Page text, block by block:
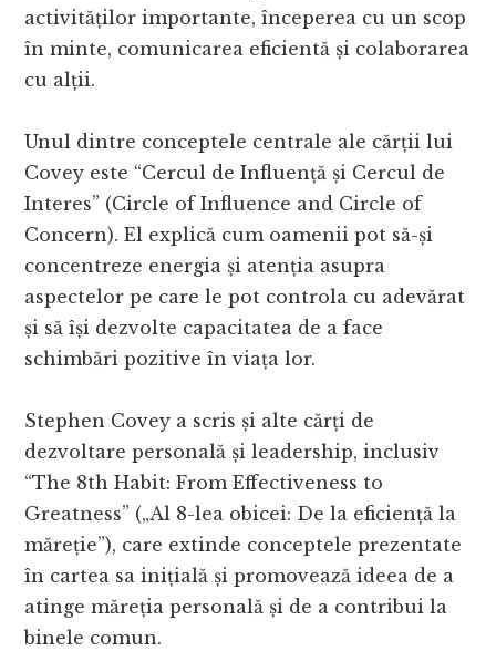
activităților importante, începerea cu un scop
în minte, comunicarea eficientă și colaborarea
cu alții.
Unul dintre conceptele centrale ale cărții lui
Covey este “Cercul de Influență și Cercul de
Interes” (Circle of Influence and Circle of
Concern). El explică cum oamenii pot să-și
concentreze energia și atenția asupra
aspectelor pe care le pot controla cu adevărat
și să își dezvolte capacitatea de a face
schimbări pozitive în viața lor.
Stephen Covey a scris și alte cărți de
dezvoltare personală și leadership, inclusiv
“The 8th Habit: From Effectiveness to
Greatness” („Al 8-lea obicei: De la eficiență la
măreție”), care extinde conceptele prezentate
în cartea sa inițială și promovează ideea de a
atinge măreția personală și de a contribui la
binele comun.